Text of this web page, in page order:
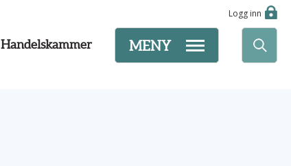
Logg inn
MENY
Handelskammer